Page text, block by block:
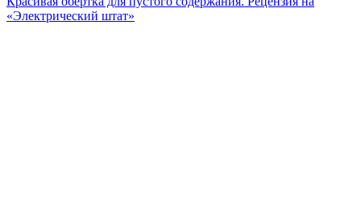
«Электрический штат»